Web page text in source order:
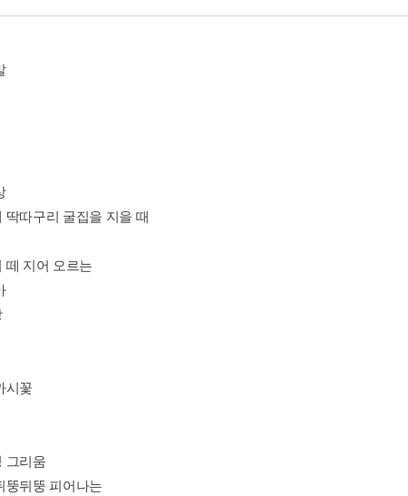
딱따구리 굴집을 지을 때
떼 지어 오르는
시꽃
그리움
뚱뒤뚱 피어나는